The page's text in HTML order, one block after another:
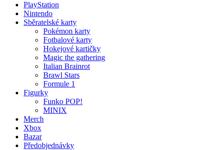
PlayStation
Nintendo
Sběratelské karty
Pokémon karty
Fotbalové karty
Hokejové kartičky
Magic the gathering
Italian Brainrot
Brawl Stars
Formule 1
Figurky
Funko POP!
MINIX
Merch
Xbox
Bazar
Předobjednávky